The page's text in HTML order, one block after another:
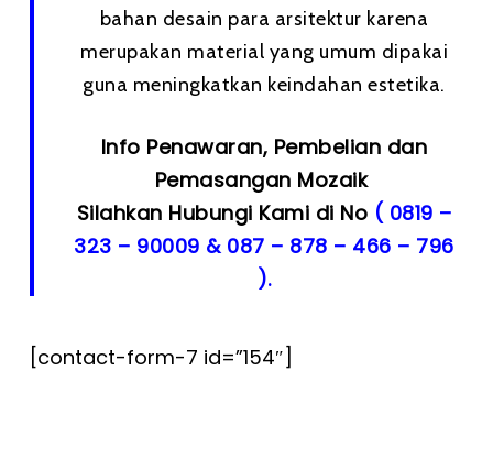
bahan desain para arsitektur karena
merupakan material yang umum dipakai
guna meningkatkan keindahan estetika.
Info Penawaran, Pembelian dan
Pemasangan Mozaik
Silahkan Hubungi Kami di No ( 0819 –
323 – 90009 & 087 – 878 – 466 – 796
).
[contact-form-7 id=”154″]